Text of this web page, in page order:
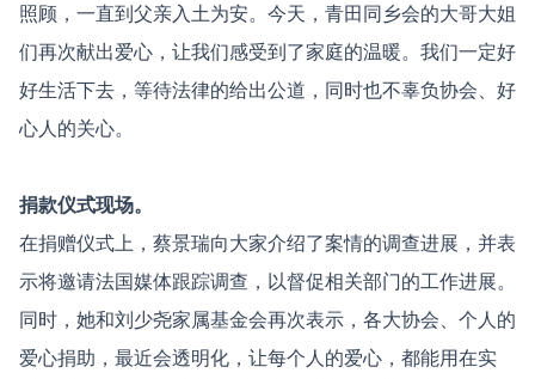
照顾，一直到父亲入土为安。今天，青田同乡会的大哥大姐
们再次献出爱心，让我们感受到了家庭的温暖。我们一定好
好生活下去，等待法律的给出公道，同时也不辜负协会、好
心人的关心。
捐款仪式现场。
在捐赠仪式上，蔡景瑞向大家介绍了案情的调查进展，并表
示将邀请法国媒体跟踪调查，以督促相关部门的工作进展。
同时，她和刘少尧家属基金会再次表示，各大协会、个人的
爱心捐助，最近会透明化，让每个人的爱心，都能用在实